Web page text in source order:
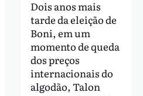
Dois anos mais
tarde da eleição de
Boni, em um
momento de queda
dos preços
internacionais do
algodão, Talon